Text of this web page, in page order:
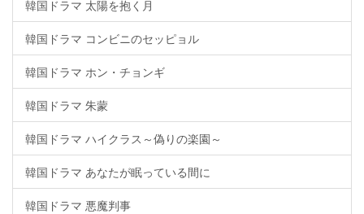
韓国ドラマ 太陽を抱く月
韓国ドラマ コンビニのセッピョル
韓国ドラマ ホン・チョンギ
韓国ドラマ 朱蒙
韓国ドラマ ハイクラス～偽りの楽園～
韓国ドラマ あなたが眠っている間に
韓国ドラマ 悪魔判事